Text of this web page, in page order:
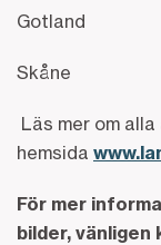
Läs mer om
hemsida
För mer
bilder, vänligen